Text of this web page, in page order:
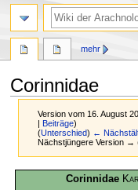
Corinnidae
Version vom 16. August
|Beiträge)
(Unterschied) ←
Nächstjüngere Version →
Corinnidae
mehr